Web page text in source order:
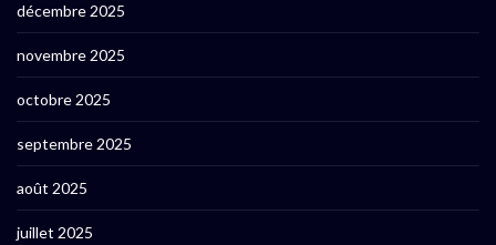
décembre 2025
novembre 2025
octobre 2025
septembre 2025
août 2025
juillet 2025